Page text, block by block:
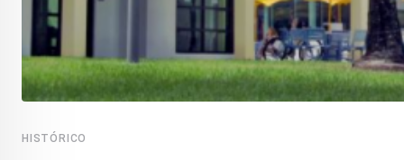
HISTÓRICO